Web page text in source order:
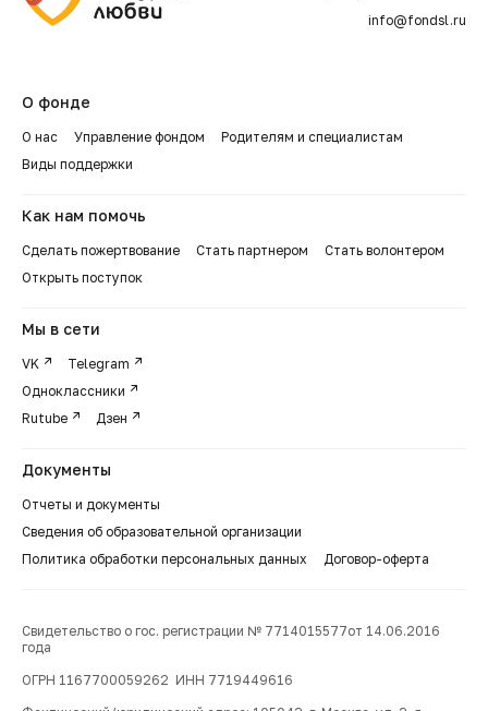
info@fondsl.ru
О фонде
О нас Управление фондом
Родителям и специалистам
Виды поддержки
Как нам помочь
Сделать пожертвование Стать партнером
Стать волонтером
Открыть поступок
Мы в сети
VK
Telegram
Одноклассники
Rutube
Дзен
Документы
Отчеты и документы
Сведения об образовательной организации
Политика обработки персональных данных
Договор-оферта
Свидетельство о гос. регистрации № 7714015577от 14.06.2016
года
ОГРН 1167700059262 ИНН 7719449616